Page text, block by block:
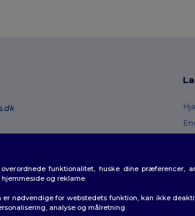
funktionalitet, huske dine præferencer,
og reklame.
nødvendige for webstedets funktion, kan ikke
analyse og målretning.